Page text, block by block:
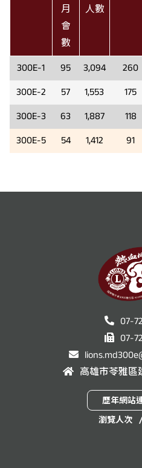
月
會
數
人數
300E-1 95 3,094 260
300E-2
57 1,553 175
300E-3
63 1,887 118
300E-5
54 1,412 91
07-
07-
高雄市苓雅區
瀏覽人次 /